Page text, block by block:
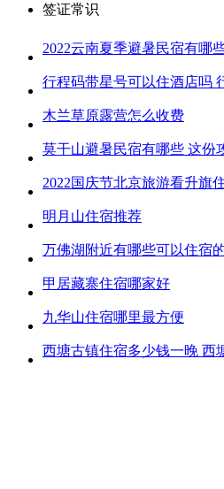
签证常识
2022云南夏季避暑民宿有哪
行程码带星号可以住酒店吗
木兰草原露营怎么收费
莫干山避暑民宿有哪些 这份
2022国庆节北京旅游看升旗
明月山住宿推荐
万佛湖附近有哪些可以住宿
甲居藏寨住宿哪家好
九华山住宿哪里最方便
西塘古镇住宿多少钱一晚 西